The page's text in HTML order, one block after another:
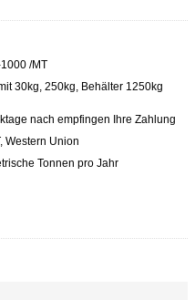
/MT
30kg, 250kg, Behälter 1250kg
nach empfingen Ihre Zahlung
Western Union
Tonnen pro Jahr